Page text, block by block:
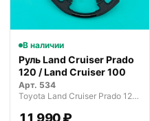
В наличии
Руль Land Cruiser Prado
120 / Land Cruiser 100
Арт. 534
Toyota Land Cruiser Prado 120 рестайлинг (2007—2009)
11 990 ₽